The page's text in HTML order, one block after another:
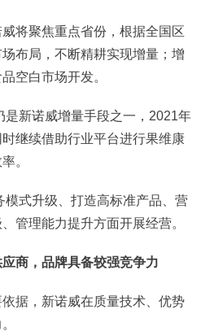
将聚焦重点省份，根据全国区
布局，不断精耕实现增量；增
空白市场开发。
是新诺威增量手段之一，2021年
继续借助行业平台进行果维康
。
模式升级、打造高标准产品、营
管理能力提升方面开展经营。
商，品牌具备较强竞争力
据，新诺威在质量技术、优势